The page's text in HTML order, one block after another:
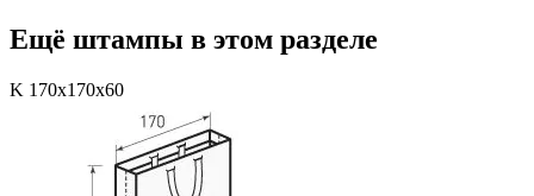
Ещё штампы в этом разделе
K 170x170x60